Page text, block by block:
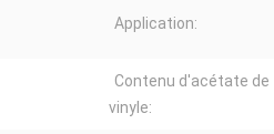
Application:
Contenu d'acétate de
vinyle: